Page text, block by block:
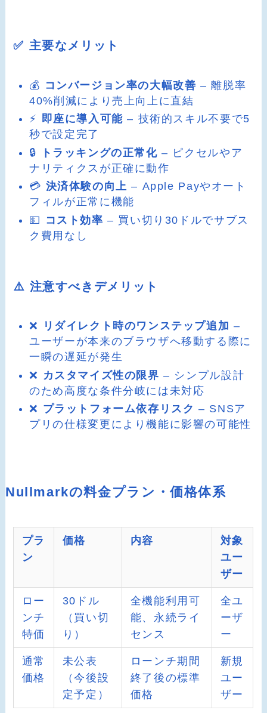
✅ 主要なメリット
💰 コンバージョン率の大幅改善 – 離脱率
40%削減により売上向上に直結
⚡ 即座に導入可能 – 技術的スキル不要で5
秒で設定完了
🔒
トラッキングの正常化 – ピクセルやア
ナリティクスが正確に動作
💳 決済体験の向上 – Apple Payやオート
フィルが正常に機能
💵 コスト効率 – 買い切り30ドルでサブス
ク費用なし
⚠️ 注意すべきデメリット
❌ リダイレクト時のワンステップ追加 –
ユーザーが本来のブラウザへ移動する際に
一瞬の遅延が発生
❌ カスタマイズ性の限界 – シンプル設計
のため高度な条件分岐には未対応
❌ プラットフォーム依存リスク – SNSア
プリの仕様変更により機能に影響の可能性
Nullmarkの料金プラン・価格体系
プラ
ン
価格 内容
対象
ユー
ザー
ロー
ンチ
特価
30ドル
（買い切
り）
全機能利用可
能、永続ライ
センス
全ユ
ーザ
ー
通常
価格
未公表
（今後設
定予定）
ローンチ期間
終了後の標準
価格
新規
ユー
ザー